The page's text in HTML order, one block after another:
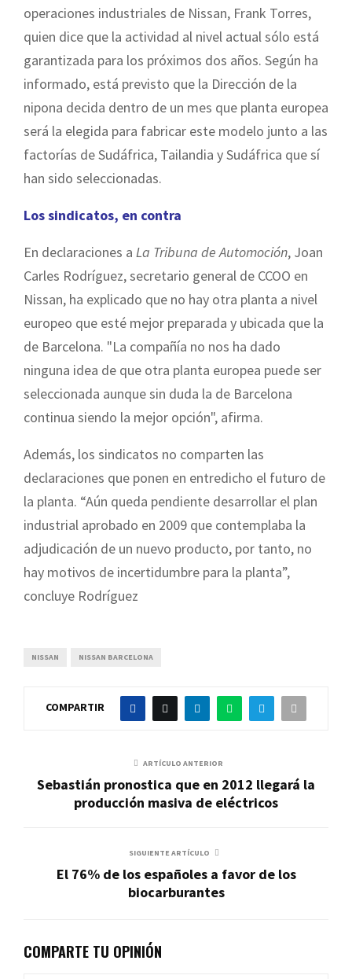
operaciones industriales de Nissan, Frank Torres,
quien dice que la actividad al nivel actual sólo está
garantizada para los próximos dos años. Según ha
informado, está previsto que la Dirección de la
nipona decida dentro de un mes que planta europea
será la elegida para fabricar este modelo junto a las
factorías de Sudáfrica, Tailandia y Sudáfrica que sí
han sido seleccionadas.
Los sindicatos, en contra
En declaraciones a La Tribuna de Automoción, Joan
Carles Rodríguez, secretario general de CCOO en
Nissan, ha explicado que no hay otra planta a nivel
europeo que esté mejor preparada y ubicada que la
de Barcelona. "La compañía no nos ha dado
ninguna idea de que otra planta europea puede ser
seleccionada aunque sin duda la de Barcelona
continua siendo la mejor opción", afirma.
Además, los sindicatos no comparten las
declaraciones que ponen en entredicho el futuro de
la planta. “Aún queda pendiente desarrollar el plan
industrial aprobado en 2009 que contemplaba la
adjudicación de un nuevo producto, por tanto, no
hay motivos de incertidumbre para la planta”,
concluye Rodríguez
NISSAN NISSAN BARCELONA
COMPARTIR
ARTÍCULO ANTERIOR
Sebastián pronostica que en 2012 llegará la
producción masiva de eléctricos
SIGUIENTE ARTÍCULO
El 76% de los españoles a favor de los
biocarburantes
COMPARTE TU OPINIÓN